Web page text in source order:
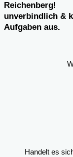
Reichenberg!
unverbindlich &
Aufgaben aus.
Handelt es